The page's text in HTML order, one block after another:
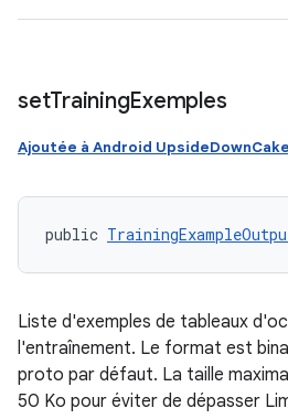
setTrainingExemples
Ajoutée à Android
public
Liste d'exemples de tableaux
l'entraînement. Le format est
proto par défaut. La taille
50 Ko pour éviter de dépasser